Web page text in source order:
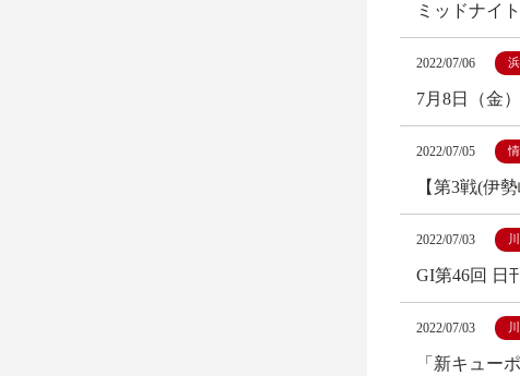
ミッドナイ
2022/07/06
7月8日（金
2022/07/05
【第3戦(伊
2022/07/03
GI第46回 日
2022/07/03
「新キュー